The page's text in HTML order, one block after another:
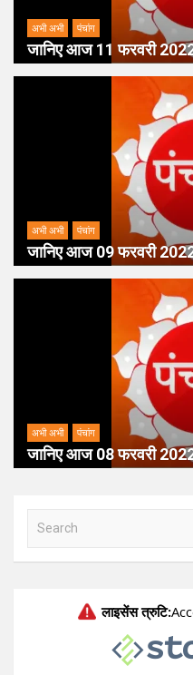
अभी अभी पंचांग
जानिए आज 11 फरवरी
अभी अभी पंचांग
जानिए आज 09 फरवरी
अभी अभी पंचांग
जानिए आज 08 फरवरी
a